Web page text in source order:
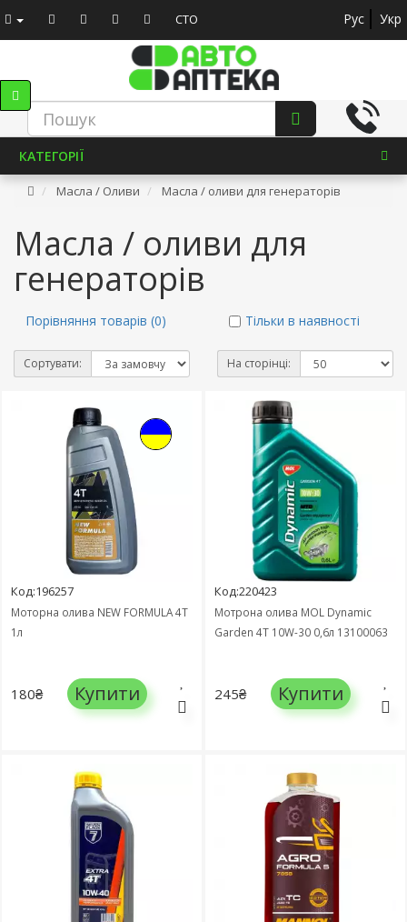
СТО Рус Укр
КАТЕГОРІЇ
Масла / Оливи Масла / оливи для генераторів
Масла / оливи для
генераторів
Порівняння товарів (0) Тільки в наявності
Сортувати: На сторінці:
Код:196257
Моторна олива NEW FORMULA 4T
1л
180₴ Купити
Код:220423
Мотрона олива MOL Dynamic
Garden 4T 10W-30 0,6л 13100063
245₴ Купити